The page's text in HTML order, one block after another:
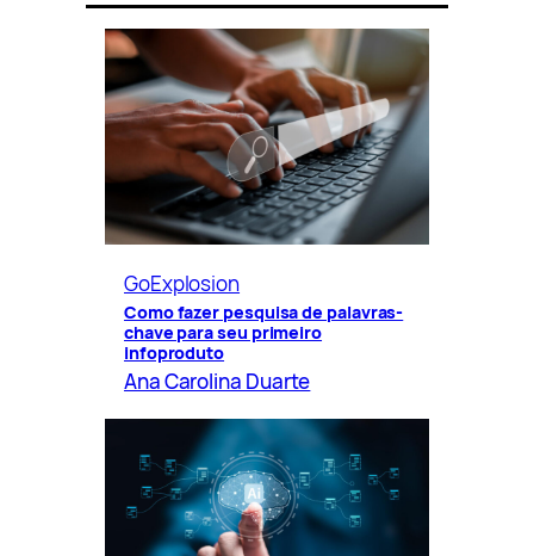
GoExplosion
Como fazer pesquisa de palavras-
chave para seu primeiro
infoproduto
Ana Carolina Duarte